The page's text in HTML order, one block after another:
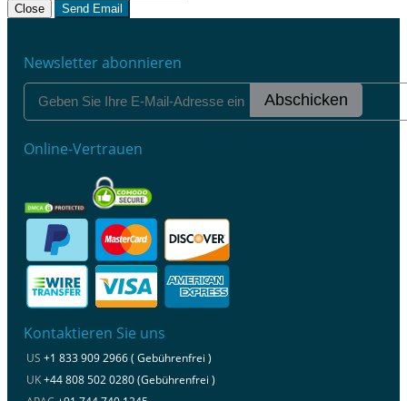
Close Send Email
Newsletter abonnieren
Abschicken
Online-Vertrauen
Kontaktieren Sie uns
US +1 833 909 2966 ( Gebührenfrei )
UK+44 808 502 0280 (Gebührenfrei )